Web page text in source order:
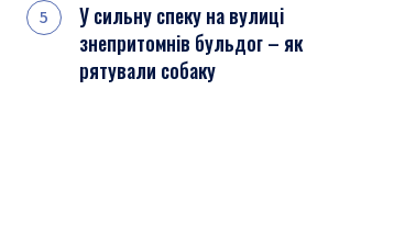
У сильну спеку на вулиці
знепритомнів бульдог – як
рятували собаку